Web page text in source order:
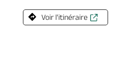
Voir l'itinéraire